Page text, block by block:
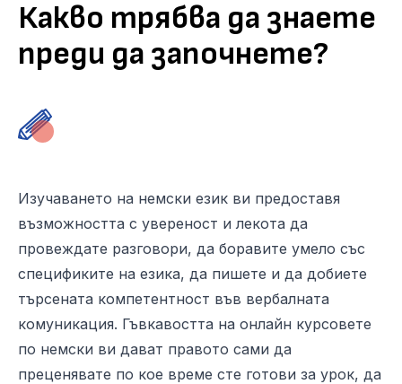
Какво трябва да знаете
преди да започнете?
Изучаването на немски език ви предоставя
възможността с увереност и лекота да
провеждате разговори, да боравите умело със
спецификите на езика, да пишете и да добиете
търсената компетентност във вербалната
комуникация. Гъвкавостта на онлайн курсовете
по немски ви дават правото сами да
преценявате по кое време сте готови за урок, да